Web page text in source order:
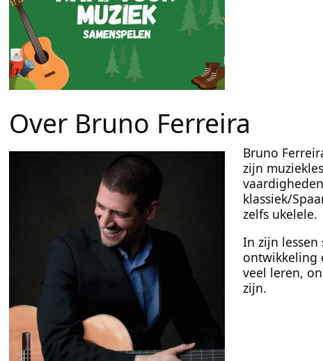
Over Bruno Ferreira
Bruno
zijn
klassiek/
zelfs ukelele.
In zijn
ontwikkeling
veel leren,
zijn.